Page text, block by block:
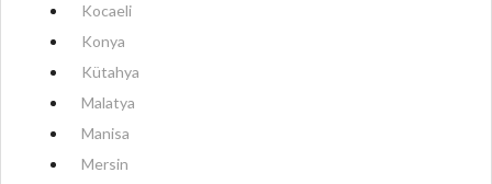
Kocaeli
Konya
Kütahya
Malatya
Manisa
Mersin